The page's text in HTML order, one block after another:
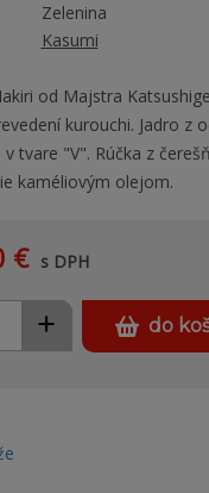
Zelenina
Kasumi
od Majstra
kurouchi. Jadro z
tvare "V". Rúčka z
kaméliovým olejom.
€ s DPH
+ do